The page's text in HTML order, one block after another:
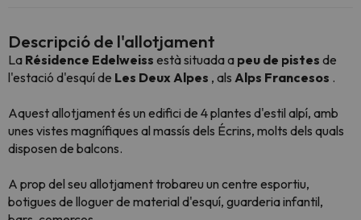
Descripció de l'allotjament
La Résidence Edelweiss està situada a peu de pistes de
l'estació d'esquí de Les Deux Alpes , als Alps Francesos .
Aquest allotjament és un edifici de 4 plantes d'estil alpí, amb
unes vistes magnífiques al massís dels Écrins, molts dels quals
disposen de balcons.
A prop del seu allotjament trobareu un centre esportiu,
botigues de lloguer de material d'esquí, guarderia infantil,